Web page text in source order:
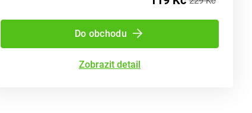
Do obchodu
Zobrazit detail